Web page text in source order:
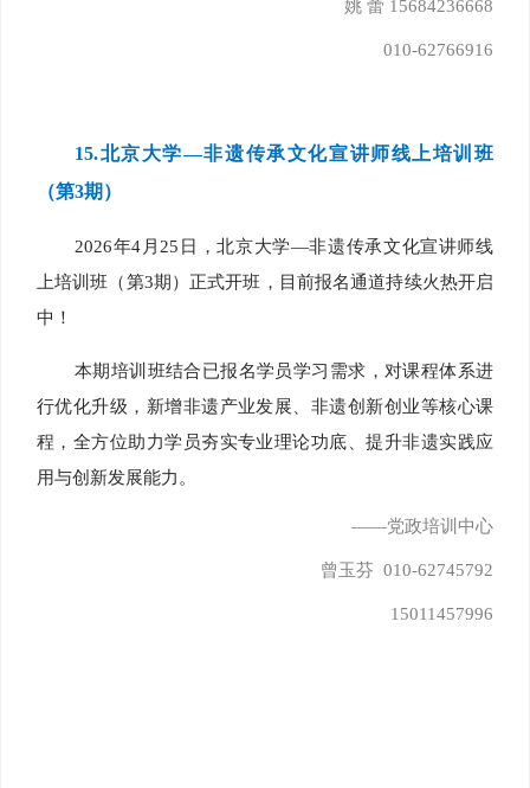
姚 蕾 15684236668
010-62766916
15.北京大学—非遗传承文化宣讲师线上培训班
（第3期）
2026年4月25日，北京大学—非遗传承文化宣讲师线
上培训班（第3期）正式开班，目前报名通道持续火热开启
中！
本期培训班结合已报名学员学习需求，对课程体系进
行优化升级，新增非遗产业发展、非遗创新创业等核心课
程，全方位助力学员夯实专业理论功底、提升非遗实践应
用与创新发展能力。
——党政培训中心
曾玉芬 010-62745792
15011457996